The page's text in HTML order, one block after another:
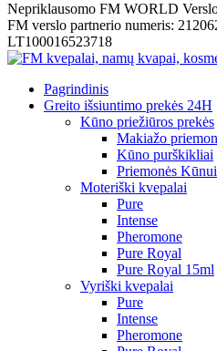
Nepriklausomo FM WORLD
FM verslo partnerio numeris:
LT100016523718
Pagrindinis
Greito išsiuntimo prekės 24H
Kūno priežiūros prekės
Makiažo
Kūno purškikliai
Priemonės Kūnui
Moteriški kvepalai
Pure
Intense
Pheromone
Pure Royal
Pure Royal 15ml
Vyriški kvepalai
Pure
Intense
Pheromone